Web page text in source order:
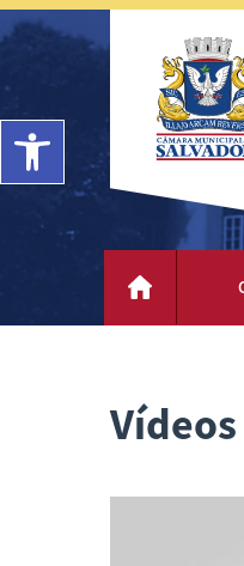
Barra de Ferramentas Aberta